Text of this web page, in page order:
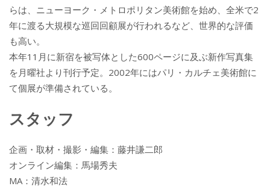
らは、ニューヨーク・メトロポリタン美術館を始め、全米で2
年に渡る大規模な巡回回顧展が行われるなど、世界的な評価
も高い。
本年11月に新宿を被写体とした600ページに及ぶ新作写真集
を月曜社より刊行予定。2002年にはパリ・カルチェ美術館に
て個展が準備されている。
スタッフ
企画・取材・撮影・編集：藤井謙二郎
オンライン編集：馬場秀夫
MA：清水和法